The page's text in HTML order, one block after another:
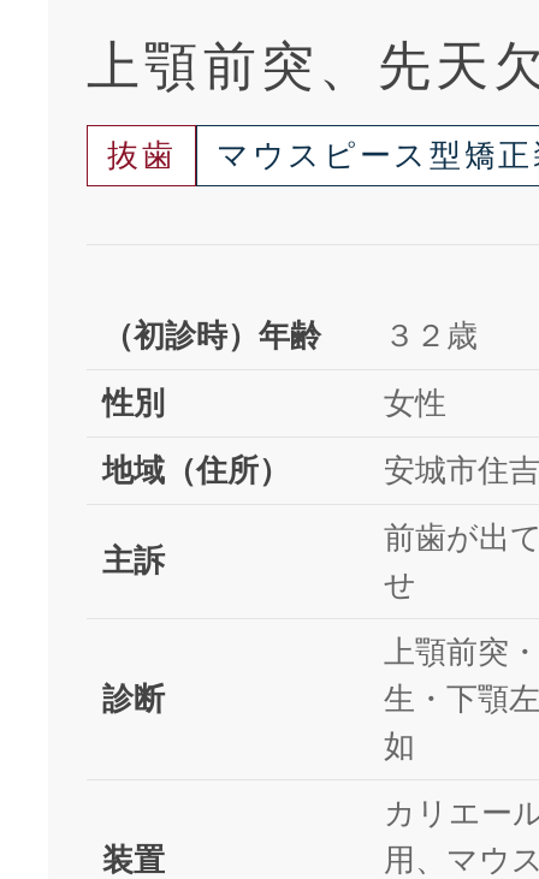
上顎前突、先天
抜歯 マウスピース型矯
（初診時）年齢
３２歳
性別
女性
地域（住所）
安城市住
主訴
前歯が出
せ
診断
上顎前突
生・下顎
如
装置
カリエー
用、マウ